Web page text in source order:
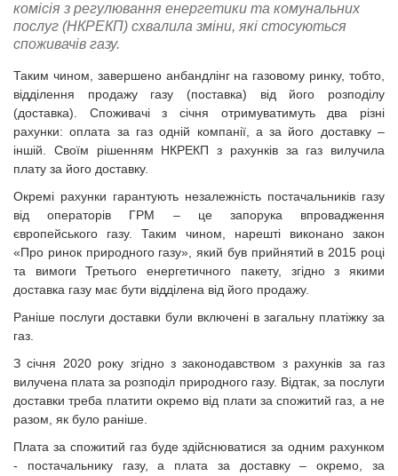
комісія з регулювання енергетики та комунальних
послуг (НКРЕКП) схвалила зміни, які стосуються
споживачів газу.
Таким чином, завершено анбандлінг на газовому ринку, тобто,
відділення продажу газу (поставка) від його розподілу
(доставка). Споживачі з січня отримуватимуть два різні
рахунки: оплата за газ одній компанії, а за його доставку –
іншій. Своїм рішенням НКРЕКП з рахунків за газ вилучила
плату за його доставку.
Окремі рахунки гарантують незалежність постачальників газу
від операторів ГРМ – це запорука впровадження
європейського газу. Таким чином, нарешті виконано закон
«Про ринок природного газу», який був прийнятий в 2015 році
та вимоги Третього енергетичного пакету, згідно з якими
доставка газу має бути відділена від його продажу.
Раніше послуги доставки були включені в загальну платіжку за
газ.
З січня 2020 року згідно з законодавством з рахунків за газ
вилучена плата за розподіл природного газу. Відтак, за послуги
доставки треба платити окремо від плати за спожитий газ, а не
разом, як було раніше.
Плата за спожитий газ буде здійснюватися за одним рахунком
- постачальнику газу, а плата за доставку – окремо, за